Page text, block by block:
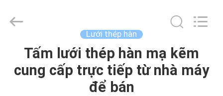
NHÀ
Wire
Mesh
Reserved.
Lưới thép hàn
Tấm lưới thép hàn mạ kẽm
cung cấp trực tiếp từ nhà máy
để bán